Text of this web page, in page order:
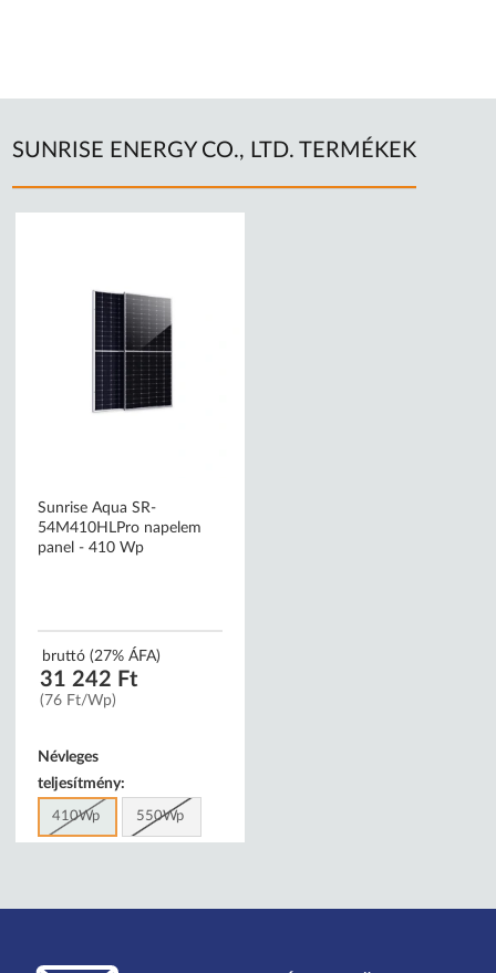
SUNRISE ENERGY CO., LTD. TERMÉKEK
Sunrise Aqua SR-
54M410HLPro napelem
panel - 410 Wp
bruttó (27% ÁFA)
31 242 Ft
(76 Ft/Wp)
Névleges
teljesítmény:
410Wp 550Wp